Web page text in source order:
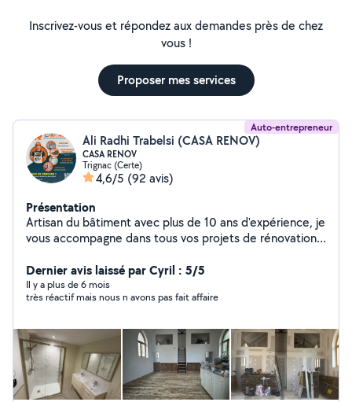
Inscrivez-vous et répondez aux demandes près de chez
vous !
Proposer mes services
Auto-entrepreneur
Ali Radhi Trabelsi (CASA RENOV)
CASA RENOV
Trignac (Certe)
4,6/5 (92 avis)
Présentation
Artisan du bâtiment avec plus de 10 ans d'expérience, je
vous accompagne dans tous vos projets de rénovation,
Peinture décorative & effets 3D Placo / cloisons sèches
Isolation intérieure et extérieure Carrelage
Revêtements de sols et de murs Travail soigné et
des délais Devis gratuit & déplacement rapide Photos
de réalisations disponibles Contactez-moi pour un
résultat propre, durable et au juste prix.
Dernier avis laissé par Cyril : 5/5
Il y a plus de 6 mois
très réactif mais nous n avons pas fait affaire